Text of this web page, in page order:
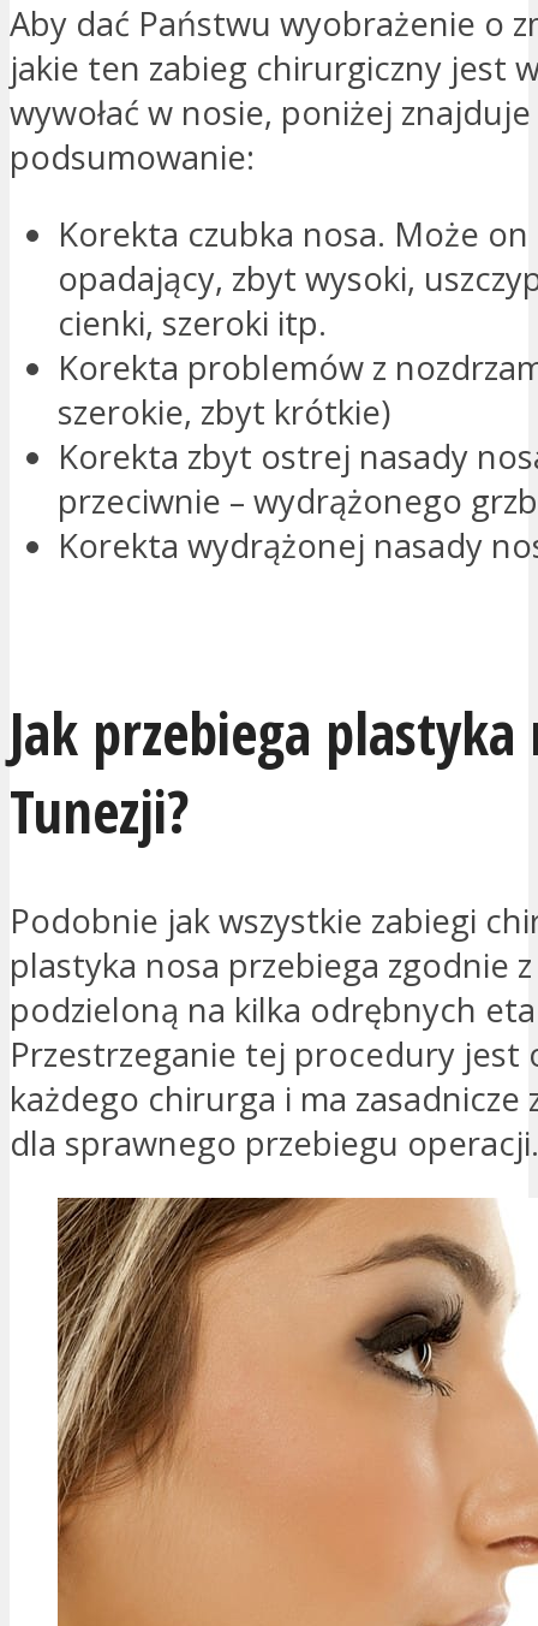
Aby dać Państwu wyobrażenie o
jakie ten zabieg chirurgiczny jest
wywołać w nosie, poniżej znajduje
podsumowanie:
Korekta czubka nosa. Może on
opadający, zbyt wysoki,
cienki, szeroki itp.
Korekta problemów z
szerokie, zbyt krótkie)
Korekta zbyt ostrej nasady
przeciwnie – wydrążonego
Korekta wydrążonej nasady
Jak przebiega
Tunezji?
Podobnie jak wszystkie zabiegi
plastyka nosa przebiega zgodnie
podzieloną na kilka odrębnych
Przestrzeganie tej procedury jest
każdego chirurga i ma zasadnicze
dla sprawnego przebiegu operacji.